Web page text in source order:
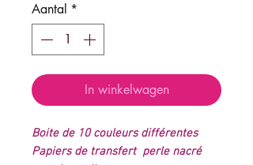
Aantal *
In winkelwagen
Boite de 10 couleurs différentes
Papiers de transfert perle nacré